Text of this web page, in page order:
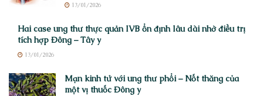
13/01/2026
Hai case ung thư thực quản IVB ổn định lâu dài nhờ điều trị
tích hợp Đông – Tây y
13/01/2026
Mạn kinh tử với ung thư phổi – Nốt thăng của
một vị thuốc Đông y